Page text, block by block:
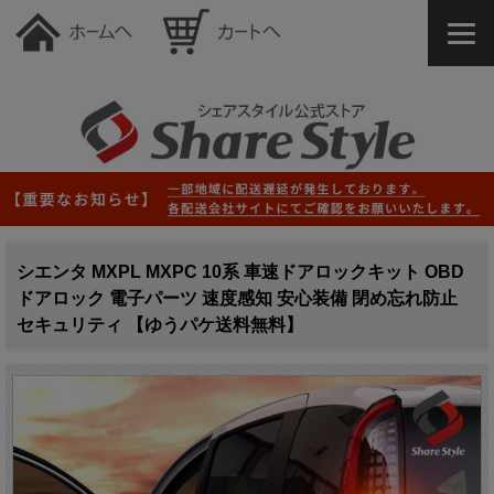
シエンタ MXPL MXPC 10系 車速ドアロックキット OBD
ドアロック 電子パーツ 速度感知 安心装備 閉め忘れ防止
セキュリティ 【ゆうパケ送料無料】